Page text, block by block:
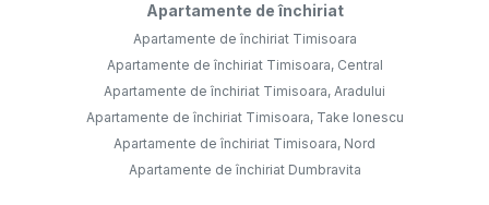
Apartamente de închiriat
Apartamente de închiriat Timisoara
Apartamente de închiriat Timisoara, Central
Apartamente de închiriat Timisoara, Aradului
Apartamente de închiriat Timisoara, Take Ionescu
Apartamente de închiriat Timisoara, Nord
Apartamente de închiriat Dumbravita